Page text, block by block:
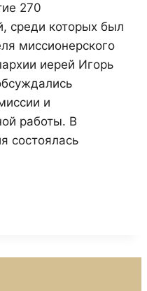
270
среди которых был
миссионерского
иерей Игорь
и
работы. В
состоялась